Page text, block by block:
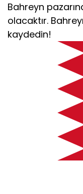
Bahreyn
olacaktır.
kaydedin!